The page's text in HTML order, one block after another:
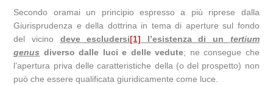
Secondo oramai un principio espresso a più riprese dalla
Giurisprudenza e della dottrina in tema di aperture sul fondo
del vicino deve escludersi[1] l’esistenza di un tertium
genus diverso dalle luci e delle vedute; ne consegue che
l’apertura priva delle caratteristiche della (o del prospetto) non
può che essere qualificata giuridicamente come luce.